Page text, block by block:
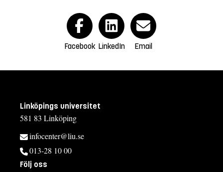
Facebook LinkedIn Email
Linköpings universitet
581 83 Linköping
infocenter@liu.se
013-28 10 00
Följ oss